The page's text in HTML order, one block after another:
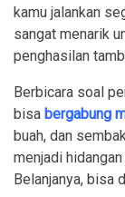
kamu jalankan
sangat menarik
penghasilan
Berbicara soal
bisa bergabung
buah, dan
menjadi
Belanjanya, bisa